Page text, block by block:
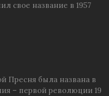
свое название в 1957
Пресня была названа в
– первой революции 19